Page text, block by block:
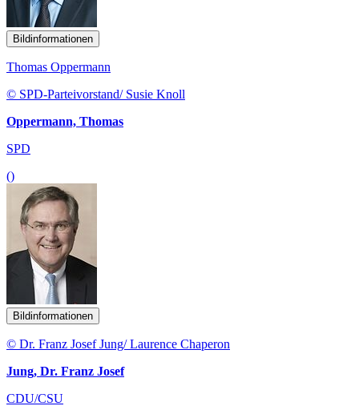
Bildinformationen
Thomas Oppermann
© SPD-Parteivorstand/ Susie Knoll
Oppermann, Thomas
SPD
()
Bildinformationen
© Dr. Franz Josef Jung/ Laurence Chaperon
Jung, Dr. Franz Josef
CDU/CSU